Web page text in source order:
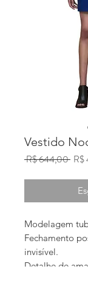
Vestido
R$ 644,00 R$
Modelagem
Fechamento
invisível.
Detalhe de